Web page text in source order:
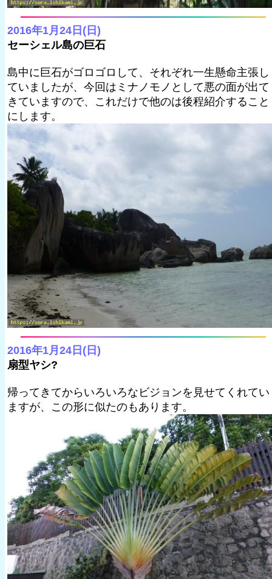
2016年1月24日(日)
セーシェル島の巨石
島中に巨石がゴロゴロして、それぞれ一生懸命主張し
ていましたが、今回はミナノモノとして悪の面が出て
きていますので、これだけで他のは後程紹介すること
にします。
2016年1月24日(日)
扇型ヤシ?
帰ってきてからいろいろなビジョンを見せてくれてい
ますが、この形に似たのもあります。